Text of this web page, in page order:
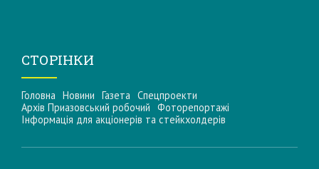
СТОРІНКИ
Головна Новини Газета Спецпроекти
Архів Приазовський робочий Фоторепортажі
Інформацiя для акцiонерiв та стейкхолдерiв